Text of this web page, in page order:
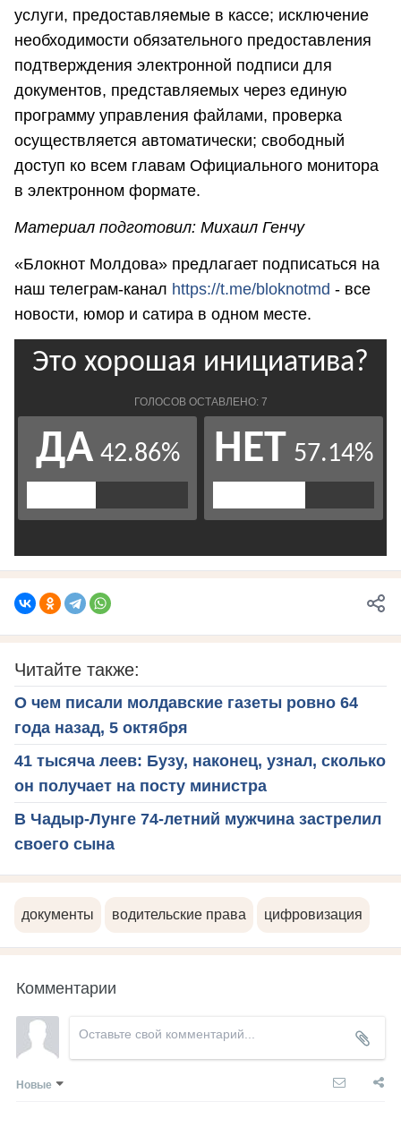
услуги, предоставляемые в кассе; исключение
необходимости обязательного предоставления
подтверждения электронной подписи для
документов, представляемых через единую
программу управления файлами, проверка
осуществляется автоматически; свободный
доступ ко всем главам Официального монитора
в электронном формате.
Материал подготовил: Михаил Генчу
«Блокнот Молдова» предлагает подписаться на
наш телеграм-канал https://t.me/bloknotmd - все
новости, юмор и сатира в одном месте.
Читайте также:
О чем писали молдавские газеты ровно 64
года назад, 5 октября
41 тысяча леев: Бузу, наконец, узнал, сколько
он получает на посту министра
В Чадыр-Лунге 74-летний мужчина застрелил
своего сына
документы водительские права цифровизация
Комментарии
Новые